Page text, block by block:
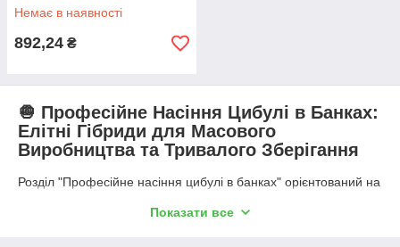
Немає в наявності
892,24 ₴
🧅 Професійне Насіння Цибулі в Банках:
Елітні Гібриди для Масового
Виробництва та Тривалого Зберігання
Розділ "Професійне насіння цибулі в банках" орієнтований на
комплекси, які спеціалізуються на інтенсивному вирощуванні
Показати все